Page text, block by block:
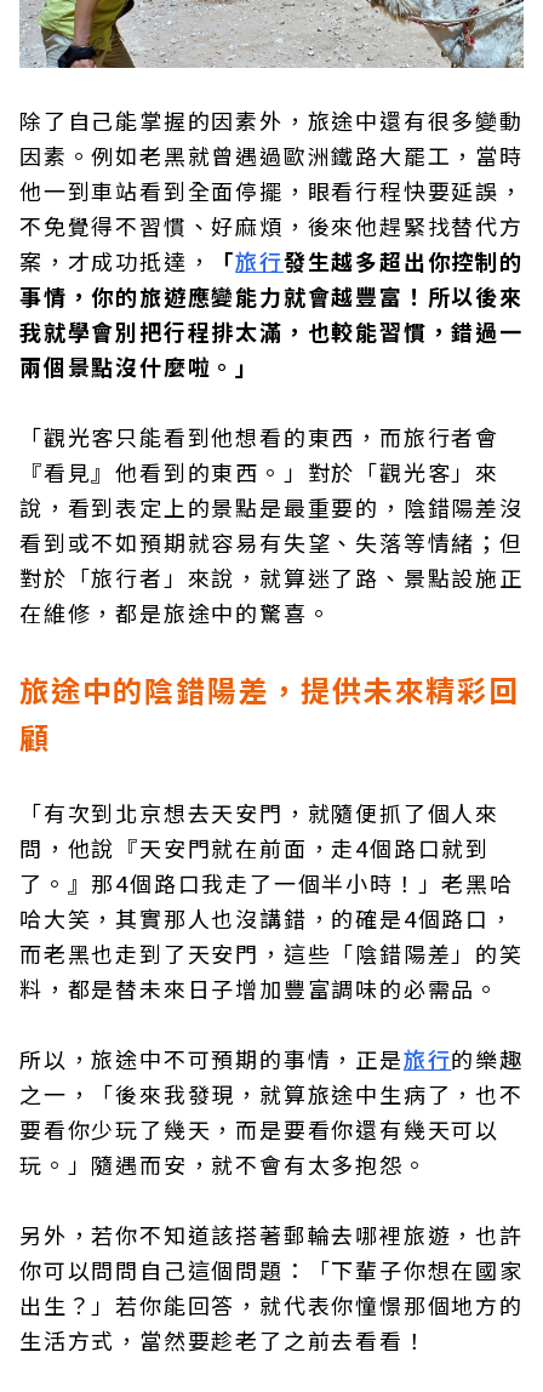
除了自己能掌握的因素外，旅途中還有很多變動
因素。例如老黑就曾遇過歐洲鐵路大罷工，當時
他一到車站看到全面停擺，眼看行程快要延誤，
不免覺得不習慣、好麻煩，後來他趕緊找替代方
案，才成功抵達，
「旅行發生越多超出你控制的
事情，你的旅遊應變能力就會越豐富！所以後來
我就學會別把行程排太滿，也較能習慣，錯過一
兩個景點沒什麼啦。」
「觀光客只能看到他想看的東西，而旅行者會
『看見』他看到的東西。」對於「觀光客」來
說，看到表定上的景點是最重要的，陰錯陽差沒
看到或不如預期就容易有失望、失落等情緒；但
對於「旅行者」來說，就算迷了路、景點設施正
在維修，都是旅途中的驚喜。
旅途中的陰錯陽差，提供未來精彩回
顧
「有次到北京想去天安門，就隨便抓了個人來
問，他說『天安門就在前面，走4個路口就到
了。』那4個路口我走了一個半小時！」老黑哈
哈大笑，其實那人也沒講錯，的確是4個路口，
而老黑也走到了天安門，這些「陰錯陽差」的笑
料，都是替未來日子增加豐富調味的必需品。
所以，旅途中不可預期的事情，正是旅行的樂趣
之一，「後來我發現，就算旅途中生病了，也不
要看你少玩了幾天，而是要看你還有幾天可以
玩。」隨遇而安，就不會有太多抱怨。
另外，若你不知道該搭著郵輪去哪裡旅遊，也許
你可以問問自己這個問題：「下輩子你想在國家
出生？」若你能回答，就代表你憧憬那個地方的
生活方式，當然要趁老了之前去看看！